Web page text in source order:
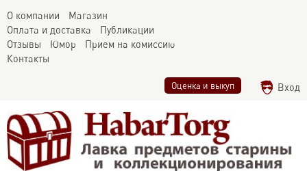
О компании
Магазин
Оплата и доставка
Публикации
Отзывы
Юмор
Прием на комиссию
Контакты
Оценка и выкуп Вход